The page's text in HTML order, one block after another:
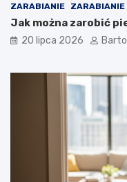
ZARABIANIE ZARABIANIE
Jak można zarobić
20 lipca 2026